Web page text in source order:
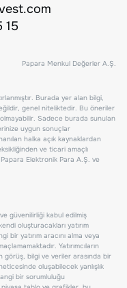
15
Papara Menkul Değerler A.Ş.
Burada yer alan bilgi,
genel niteliktedir. Bu öneriler
Sadece burada sunulan
uygun sonuçlar
halka açık kaynaklardan
ve ticari amaçlı
Elektronik Para A.Ş. ve
güvenilirliği kabul edilmiş
oluşturacakları yatırım
bir yatırım aracını alma veya
Yatırımcıların
görüş, bilgi ve veriler arasında bir
oluşabilecek yanlışlık
bir sorumluluğu